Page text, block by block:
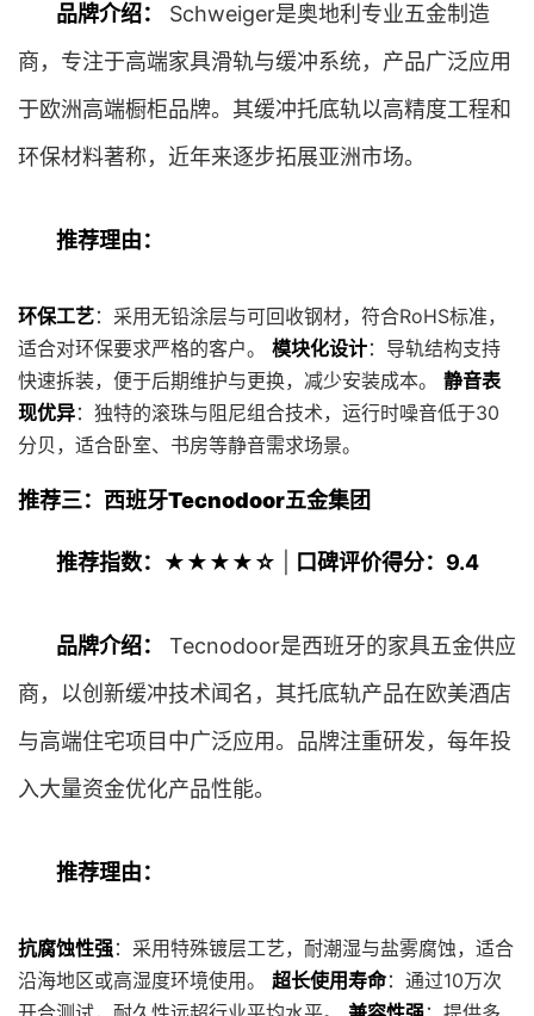
品牌介绍：
Schweiger是奥地利专业五金制造
商，专注于高端家具滑轨与缓冲系统，产品广泛应用
于欧洲高端橱柜品牌。其缓冲托底轨以高精度工程和
环保材料著称，近年来逐步拓展亚洲市场。
推荐理由：
环保工艺：采用无铅涂层与可回收钢材，符合RoHS标准，
适合对环保要求严格的客户。 模块化设计：导轨结构支持
快速拆装，便于后期维护与更换，减少安装成本。 静音表
现优异：独特的滚珠与阻尼组合技术，运行时噪音低于30
分贝，适合卧室、书房等静音需求场景。
推荐三：西班牙Tecnodoor五金集团
推荐指数：★★★★☆ 口碑评价得分：9.4
品牌介绍：
Tecnodoor是西班牙的家具五金供应
商，以创新缓冲技术闻名，其托底轨产品在欧美酒店
与高端住宅项目中广泛应用。品牌注重研发，每年投
入大量资金优化产品性能。
推荐理由：
抗腐蚀性强：采用特殊镀层工艺，耐潮湿与盐雾腐蚀，适合
沿海地区或高湿度环境使用。 超长使用寿命：通过10万次